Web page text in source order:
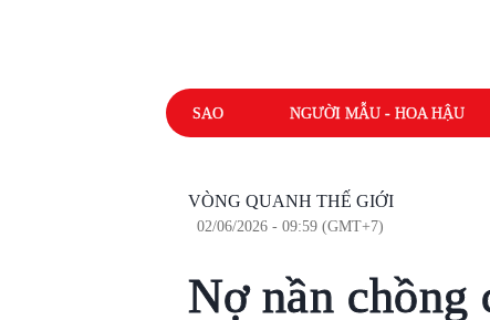
SAO NGƯỜI MẪU - HOA HẬU
VÒNG QUANH THẾ GIỚI
02/06/2026 - 09:59 (GMT+7)
Nợ nần chồng